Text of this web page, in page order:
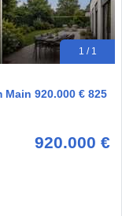
1 / 1
920.000 € 825
920.000 €